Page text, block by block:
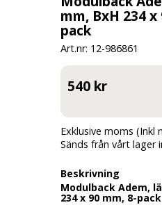
mm, BxH 234 x
pack
Art.nr: 12-986861
540 kr
Exklusive moms (Inkl
Sänds från vårt lager
Beskrivning
Modulback Adem,
234 x 90 mm, 8-pack